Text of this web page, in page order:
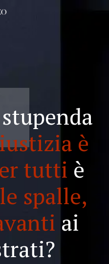
è
tutti è
spalle,
ai